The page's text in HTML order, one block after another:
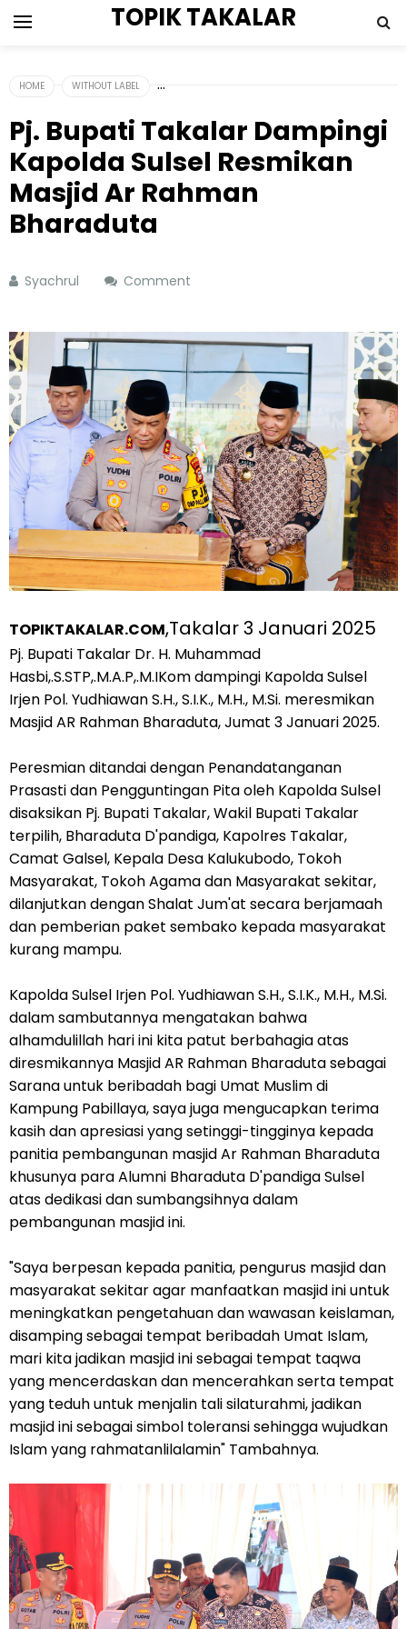
TOPIK TAKALAR
HOME WITHOUT LABEL
Pj. Bupati Takalar Dampingi
Kapolda Sulsel Resmikan
Masjid Ar Rahman
Bharaduta
Syachrul Comment
TOPIKTAKALAR.COM,Takalar 3 Januari 2025
Pj. Bupati Takalar Dr. H. Muhammad
Hasbi,.S.STP,.M.A.P,.M.IKom dampingi Kapolda Sulsel
Irjen Pol. Yudhiawan S.H., S.I.K., M.H., M.Si. meresmikan
Masjid AR Rahman Bharaduta, Jumat 3 Januari 2025.
Peresmian ditandai dengan Penandatanganan
Prasasti dan Pengguntingan Pita oleh Kapolda Sulsel
disaksikan Pj. Bupati Takalar, Wakil Bupati Takalar
terpilih, Bharaduta D'pandiga, Kapolres Takalar,
Camat Galsel, Kepala Desa Kalukubodo, Tokoh
Masyarakat, Tokoh Agama dan Masyarakat sekitar,
dilanjutkan dengan Shalat Jum'at secara berjamaah
dan pemberian paket sembako kepada masyarakat
kurang mampu.
Kapolda Sulsel Irjen Pol. Yudhiawan S.H., S.I.K., M.H., M.Si.
dalam sambutannya mengatakan bahwa
alhamdulillah hari ini kita patut berbahagia atas
diresmikannya Masjid AR Rahman Bharaduta sebagai
Sarana untuk beribadah bagi Umat Muslim di
Kampung Pabillaya, saya juga mengucapkan terima
kasih dan apresiasi yang setinggi-tingginya kepada
panitia pembangunan masjid Ar Rahman Bharaduta
khusunya para Alumni Bharaduta D'pandiga Sulsel
atas dedikasi dan sumbangsihnya dalam
pembangunan masjid ini.
"Saya berpesan kepada panitia, pengurus masjid dan
masyarakat sekitar agar manfaatkan masjid ini untuk
meningkatkan pengetahuan dan wawasan keislaman,
disamping sebagai tempat beribadah Umat Islam,
mari kita jadikan masjid ini sebagai tempat taqwa
yang mencerdaskan dan mencerahkan serta tempat
yang teduh untuk menjalin tali silaturahmi, jadikan
masjid ini sebagai simbol toleransi sehingga wujudkan
Islam yang rahmatanlilalamin" Tambahnya.